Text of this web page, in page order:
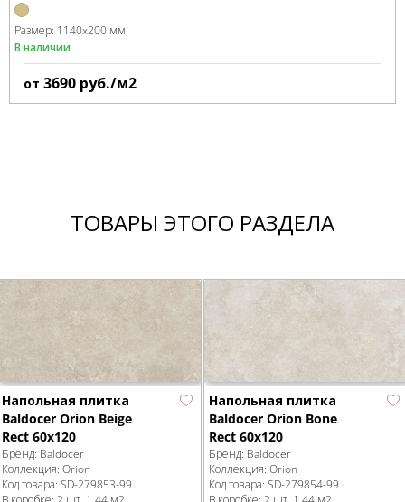
Размер: 1140x200 мм
В наличии
от 3690 руб./м2
ТОВАРЫ ЭТОГО РАЗДЕЛА
Напольная плитка
Baldocer Orion Beige
Rect 60x120
Бренд: Baldocer
Коллекция: Orion
Код товара: SD-279853-99
Напольная плитка
Baldocer Orion Bone
Rect 60x120
Бренд: Baldocer
Коллекция: Orion
Код товара: SD-279854-99